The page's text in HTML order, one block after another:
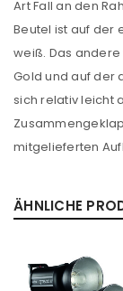
Art Fall an den
Beutel ist auf der
weiß. Das
Gold und auf der
sich relativ leicht
mitgelieferten
ÄHNLICHE